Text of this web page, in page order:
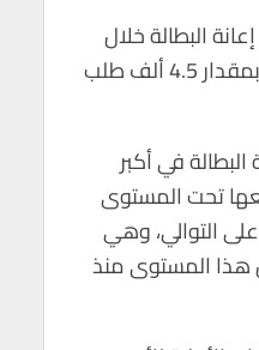
البطالة خلال
الأسابيع الأربعة الماضية بمقدار 4.5 ألف طلب
في أكبر
تحت المستوى
300 ألف للأسبوع الـ109 على التوالي، وهي
هذا المستوى منذ